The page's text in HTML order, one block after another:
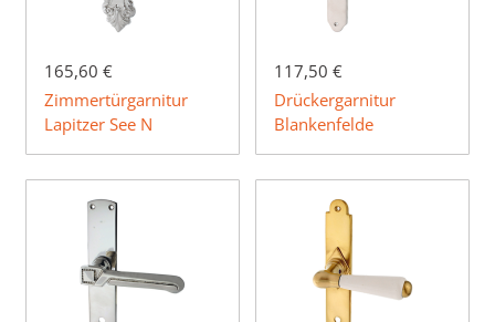
165,60 €
Zimmertürgarnitur
Lapitzer See N
117,50 €
Drückergarnitur
Blankenfelde